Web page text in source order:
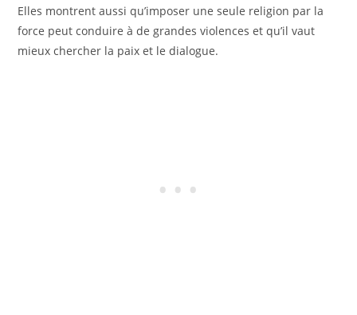
Elles montrent aussi qu’imposer une seule religion par la
force peut conduire à de grandes violences et qu’il vaut
mieux chercher la paix et le dialogue.